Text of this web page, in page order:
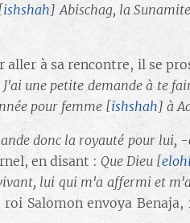
ishshah]Abischag, la
aller à sa rencontre, il se
J'ai une petite demande à te
pour femme [ishshah] à
donc la royauté pour lui,
en disant :Que Dieu[
lui qui m'a affermi et
roi Salomon envoya